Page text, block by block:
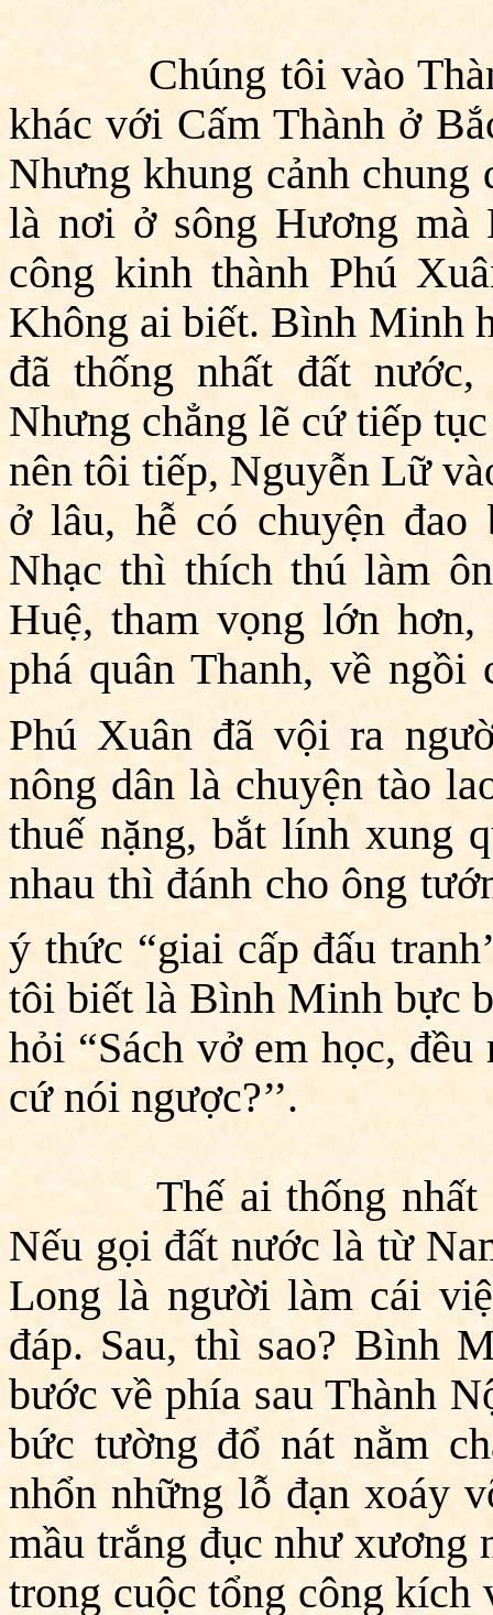
Chúng tôi vào Thành
khác với Cấm Thành ở
Nhưng khung cảnh
là nơi ở sông Hương mà
công kinh thành Phú
Không ai biết. Bình Minh
đã thống nhất đất nước,
Nhưng chẳng lẽ cứ tiếp
nên tôi tiếp, Nguyễn Lữ
ở lâu, hễ có chuyện đao
Nhạc thì thích thú làm
Huệ, tham vọng lớn
phá quân Thanh, về
Phú Xuân đã vội ra
nông dân là chuyện tào
thuế nặng, bắt lính xung
nhau thì đánh cho ông
ý thức “giai cấp đấu
tôi biết là Bình Minh bực
hỏi “Sách vở em học,
cứ nói ngược?’’.
Thế ai thống nhất
Nếu gọi đất nước là từ
Long là người làm cái
đáp. Sau, thì sao? Bình
bước về phía sau Thành
bức tường đổ nát nằm
nhổn những lỗ đạn xoáy
mầu trắng đục như xương
trong cuộc tổng công kích